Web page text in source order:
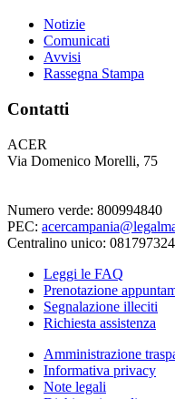
Notizie
Comunicati
Avvisi
Rassegna Stampa
Contatti
ACER
Via Domenico Morelli, 75
Numero verde: 800994840
PEC:
Centralino unico:
Leggi le FAQ
Prenotazione
Segnalazione illeciti
Richiesta assistenza
Amministrazione
Informativa privacy
Note legali